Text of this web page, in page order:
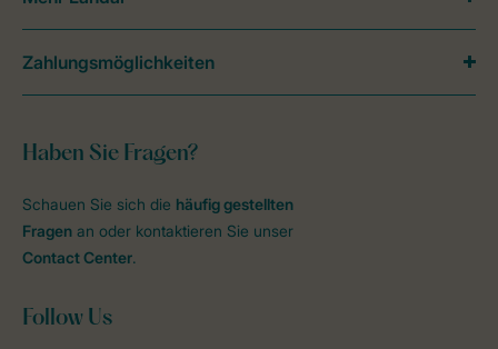
Haben Sie Fragen?
Schauen Sie sich die häufig gestellten
Fragen an oder kontaktieren Sie unser
Contact Center.
Follow Us
Zahlungsmöglichkeiten